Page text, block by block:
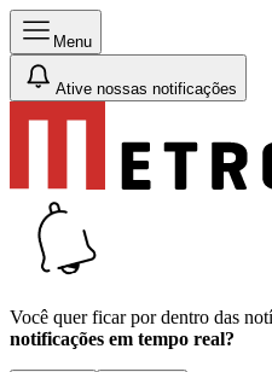
Menu
Ative nossas notificações
Você quer ficar por dentro das
notificações em tempo real?